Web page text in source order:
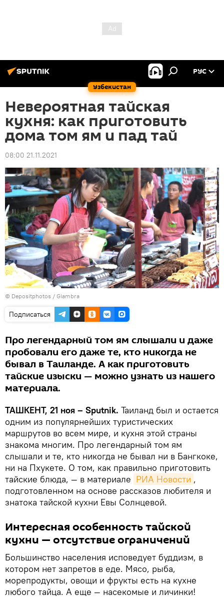
Узбекистан
РУС
Невероятная тайская
кухня: как приготовить
дома том ям и пад тай
08:00 21.11.2021
© Depositphotos / Giambra
Подписаться
Про легендарный том ям слышали и даже
пробовали его даже те, кто никогда не
бывал в Таиланде. А как приготовить
тайские изыски — можно узнать из нашего
материала.
ТАШКЕНТ, 21 ноя – Sputnik. Таиланд был и остается
одним из популярнейших туристических
маршрутов во всем мире, и кухня этой страны
знакома многим. Про легендарный том ям
слышали и те, кто никогда не бывал ни в Бангкоке,
ни на Пхукете. О том, как правильно приготовить
тайские блюда, — в материале РИА Новости ,
подготовленном на основе рассказов любителя и
знатока тайской кухни Евы Солнцевой.
Интересная особенность тайской
кухни — отсутствие ограничений
Большинство населения исповедует буддизм, в
котором нет запретов в еде. Мясо, рыба,
морепродукты, овощи и фрукты есть на кухне
любого тайца. А еще — насекомые и личинки!